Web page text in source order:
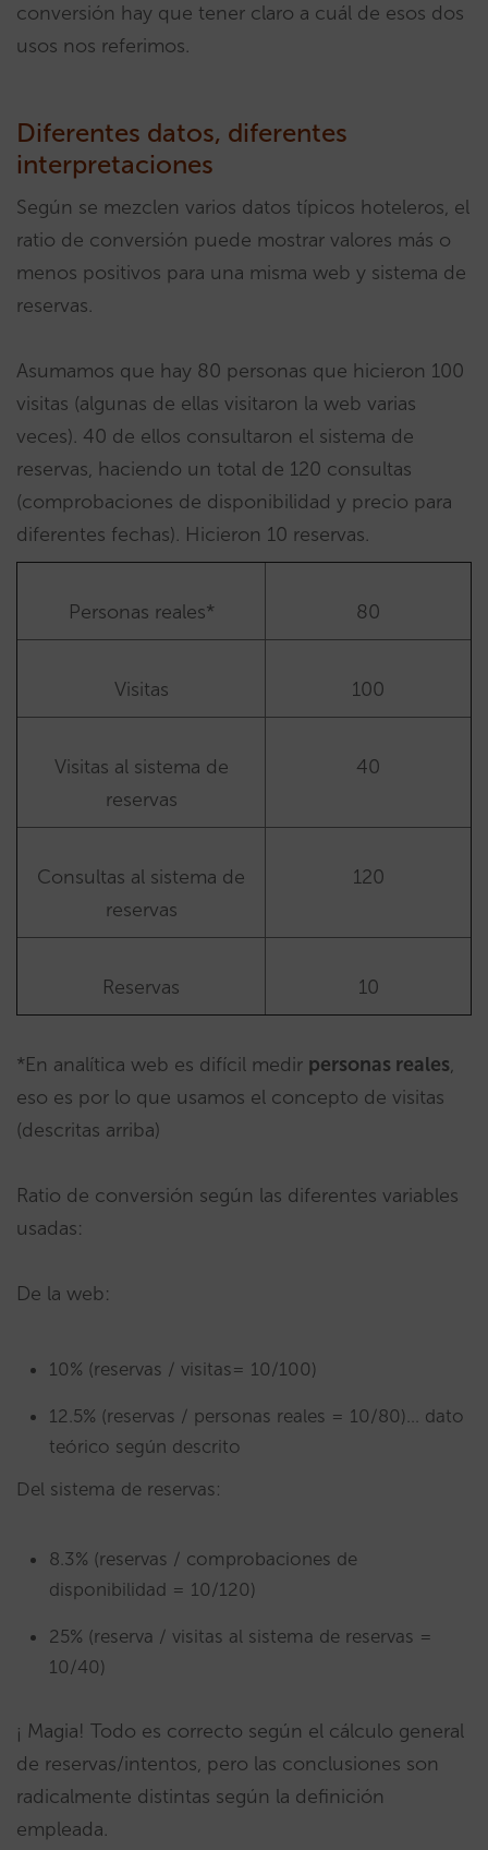
conversión hay que tener claro a cuál de esos dos
usos nos referimos.
Diferentes datos, diferentes
interpretaciones
Según se mezclen varios datos típicos hoteleros, el
ratio de conversión puede mostrar valores más o
menos positivos para una misma web y sistema de
reservas.
Asumamos que hay 80 personas que hicieron 100
visitas (algunas de ellas visitaron la web varias
veces). 40 de ellos consultaron el sistema de
reservas, haciendo un total de 120 consultas
(comprobaciones de disponibilidad y precio para
diferentes fechas). Hicieron 10 reservas.
Personas reales* 80
Visitas 100
Visitas al sistema de
reservas
40
Consultas al sistema de
reservas
120
Reservas 10
*En analítica web es difícil medir personas reales,
eso es por lo que usamos el concepto de visitas
(descritas arriba)
Ratio de conversión según las diferentes variables
usadas:
De la web:
10% (reservas / visitas= 10/100)
12.5% (reservas / personas reales = 10/80)… dato
teórico según descrito
Del sistema de reservas:
8.3% (reservas / comprobaciones de
disponibilidad = 10/120)
25% (reserva / visitas al sistema de reservas =
10/40)
¡ Magia! Todo es correcto según el cálculo general
de reservas/intentos, pero las conclusiones son
radicalmente distintas según la definición
empleada.